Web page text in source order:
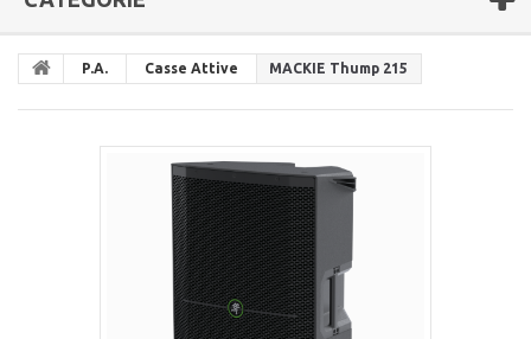
P.A. Casse Attive MACKIE Thump 215